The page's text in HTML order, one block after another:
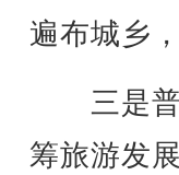
遍布城乡
三是普
筹旅游发